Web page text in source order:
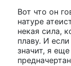
Вот что он
натуре
некая сила,
плаву. И
значит, я